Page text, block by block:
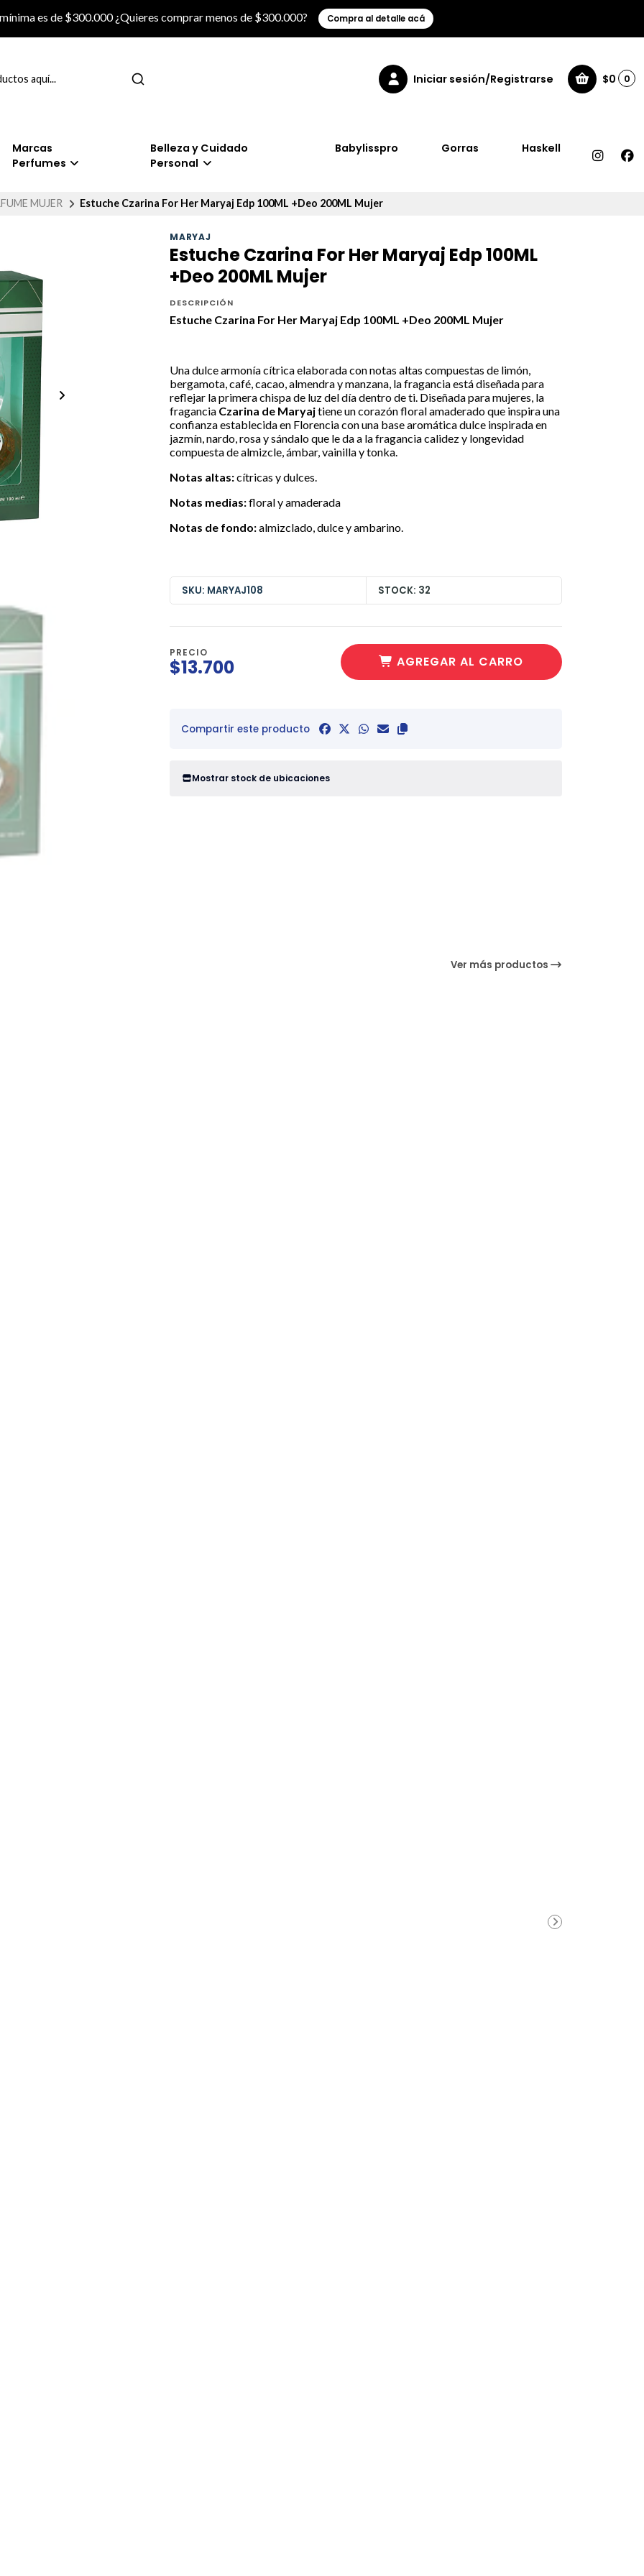
es de $300.000 ¿Quieres comprar menos de $300.000? Compra al detalle acá
Iniciar sesión/Registrarse $0 0
Marcas
Perfumes
Belleza y Cuidado
Personal
Babylisspro Gorras Haskell
MUJER Estuche Czarina For Her Maryaj Edp 100ML +Deo 200ML Mujer
MARYAJ
Estuche Czarina For Her Maryaj Edp 100ML
+Deo 200ML Mujer
DESCRIPCIÓN
Estuche Czarina For Her Maryaj Edp 100ML +Deo 200ML Mujer
Una dulce armonía cítrica elaborada con notas altas compuestas de limón,
bergamota, café, cacao, almendra y manzana, la fragancia está diseñada para
reflejar la primera chispa de luz del día dentro de ti. Diseñada para mujeres, la
fragancia Czarina de Maryajtiene un corazón floral amaderado que inspira una
confianza establecida en Florencia con una base aromática dulce inspirada en
jazmín, nardo, rosa y sándalo que le da a la fragancia calidez y longevidad
compuesta de almizcle, ámbar, vainilla y tonka.
Notas altas:cítricas y dulces.
Notas medias:floral y amaderada
Notas de fondo:almizclado, dulce y ambarino.
SKU: MARYAJ108 STOCK: 32
PRECIO
$13.700 AGREGAR AL CARRO
Compartir este producto
Mostrar stock de ubicaciones
Ver más productos